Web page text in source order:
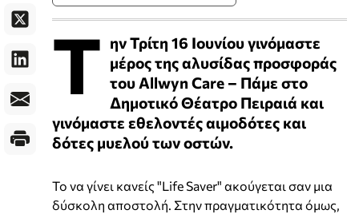
Τ ην Τρίτη 16 Ιουνίου γινόμαστε
μέρος της αλυσίδας προσφοράς
του Allwyn Care – Πάμε στο
Δημοτικό Θέατρο Πειραιά και
γινόμαστε εθελοντές αιμοδότες και
δότες μυελού των οστών.
Το να γίνει κανείς "Life Saver" ακούγεται σαν μια
δύσκολη αποστολή. Στην πραγματικότητα όμως,